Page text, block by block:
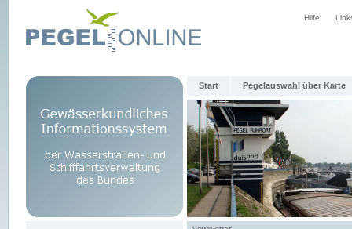
Hilfe
Start Pegelauswahl über Karte